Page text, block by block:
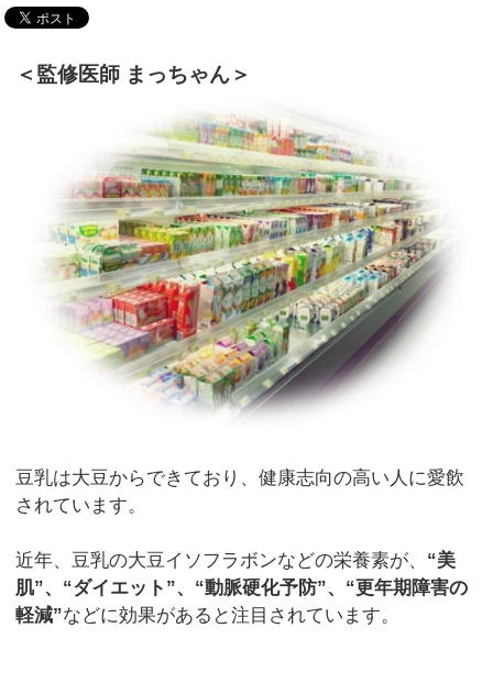
＜監修医師 まっちゃん＞
豆乳は大豆からできており、健康志向の高い人に愛飲
されています。
近年、豆乳の大豆イソフラボンなどの栄養素が、 “美
肌”、“ダイエット”、“動脈硬化予防”、“更年期障害の
軽減”などに効果があると注目されています。